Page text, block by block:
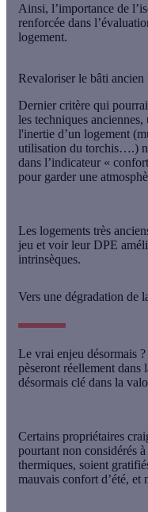
Ainsi, l’importance de
renforcée dans
logement.
Revaloriser le bâti ancien
Dernier critère qui
les techniques
l'inertie d’un logement
utilisation du torchis….)
dans l’indicateur «
pour garder une
Les logements très
jeu et voir leur DPE
intrinsèques.
Vers une dégradation de
Le vrai enjeu désormais
pèseront réellement
désormais clé dans la
Certains propriétaires
pourtant non considérés
thermiques, soient
mauvais confort d’été, et